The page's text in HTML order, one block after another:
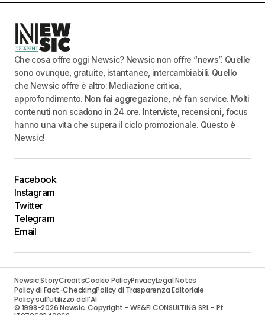
Che cosa offre oggi Newsic? Newsic non offre “news”. Quelle
sono ovunque, gratuite, istantanee, intercambiabili. Quello
che Newsic offre è altro: Mediazione critica,
approfondimento. Non fai aggregazione, né fan service. Molti
contenuti non scadono in 24 ore. Interviste, recensioni, focus
hanno una vita che supera il ciclo promozionale. Questo è
Newsic!
Facebook
Instagram
Twitter
Telegram
Email
Newsic StoryCreditsCookie PolicyPrivacyLegal Notes
Policy di Fact-CheckingPolicy di Trasparenza Editoriale
Policy sull’utilizzo dell’AI
© 1998-2026 Newsic. Copyright - WE&FI CONSULTING SRL - PI: